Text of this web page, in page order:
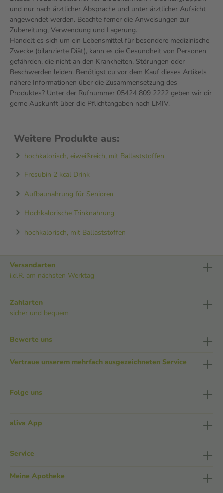
und nur nach ärztlicher Absprache und unter ärztlicher Aufsicht
angewendet werden. Beachte ferner die Anweisungen zur
Zubereitung, Verwendung und Lagerung.
Handelt es sich um ein Lebensmittel für besondere medizinische
Zwecke (bilanzierte Diät), kann es die Gesundheit von Personen
gefährden, die nicht an den Krankheiten, Störungen oder
Beschwerden leiden. Benötigst du vor dem Kauf dieses Artikels
nähere Informationen über die Zusammensetzung des
Produktes? Unter der Rufnummer 05424 809 2222 geben wir dir
gerne Auskunft über die Pflichtangaben nach LMIV.
Weitere Produkte aus:
hochkalorisch, eiweißreich, mit Ballaststoffen
Fresubin 2 kcal Drink
Aufbaunahrung für Senioren
Hochkalorische Trinknahrung
hochkalorisch, mit Ballaststoffen
Versandarten
i.d.R. am nächsten Werktag
Zahlarten
sicher und bequem
Bewerte uns
Vertraue unserem mehrfach ausgezeichneten Service
Folge uns
aliva App
Service
Meine Apotheke